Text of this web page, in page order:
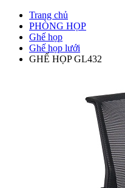
Trang chủ
PHÒNG HỌP
Ghế họp
Ghế họp lưới
GHẾ HỌP GL432